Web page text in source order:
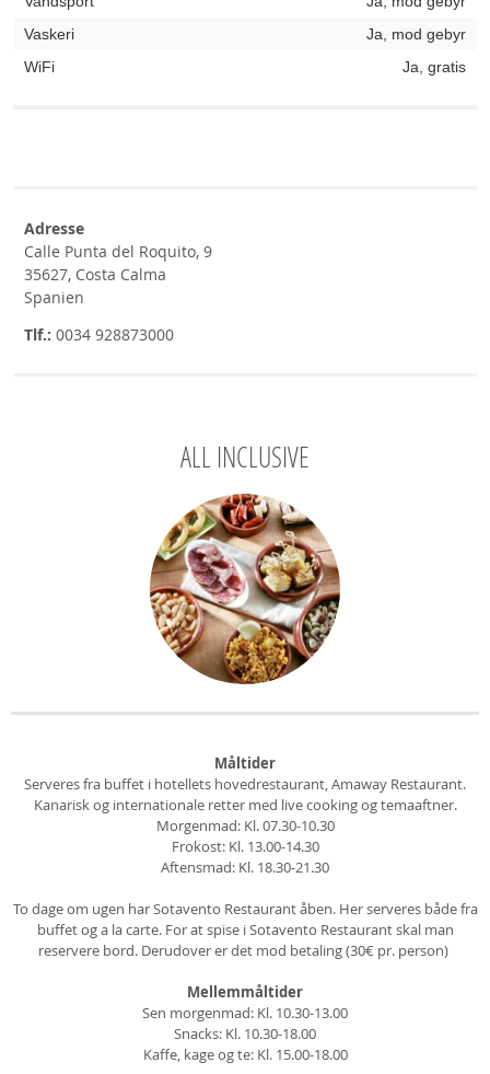
Vaskeri
Ja, mod gebyr
WiFi
Ja, gratis
Adresse
Calle Punta del Roquito, 9
35627, Costa Calma
Spanien
Tlf.: 0034 928873000
ALL INCLUSIVE
Måltider
Serveres fra buffet i hotellets hovedrestaurant, Amaway Restaurant.
Kanarisk og internationale retter med live cooking og temaaftner.
Morgenmad: Kl. 07.30-10.30
Frokost: Kl. 13.00-14.30
Aftensmad: Kl. 18.30-21.30
To dage om ugen har Sotavento Restaurant åben. Her serveres både fra
buffet og a la carte. For at spise i Sotavento Restaurant skal man
reservere bord. Derudover er det mod betaling (30€ pr. person)
Mellemmåltider
Sen morgenmad: Kl. 10.30-13.00
Snacks: Kl. 10.30-18.00
Kaffe, kage og te: Kl. 15.00-18.00